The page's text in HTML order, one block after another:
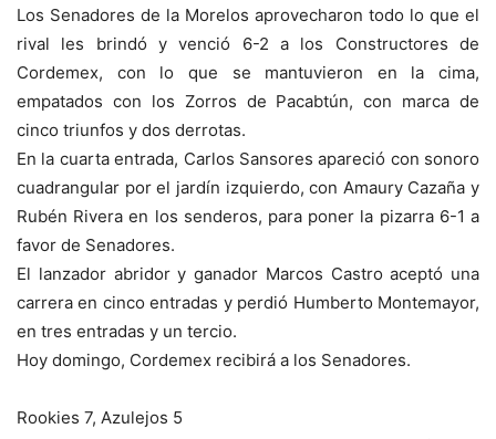
Los Senadores de la Morelos aprovecharon todo lo que el
rival les brindó y venció 6-2 a los Constructores de
Cordemex, con lo que se mantuvieron en la cima,
empatados con los Zorros de Pacabtún, con marca de
cinco triunfos y dos derrotas.
En la cuarta entrada, Carlos Sansores apareció con sonoro
cuadrangular por el jardín izquierdo, con Amaury Cazaña y
Rubén Rivera en los senderos, para poner la pizarra 6-1 a
favor de Senadores.
El lanzador abridor y ganador Marcos Castro aceptó una
carrera en cinco entradas y perdió Humberto Montemayor,
en tres entradas y un tercio.
Hoy domingo, Cordemex recibirá a los Senadores.
Rookies 7, Azulejos 5